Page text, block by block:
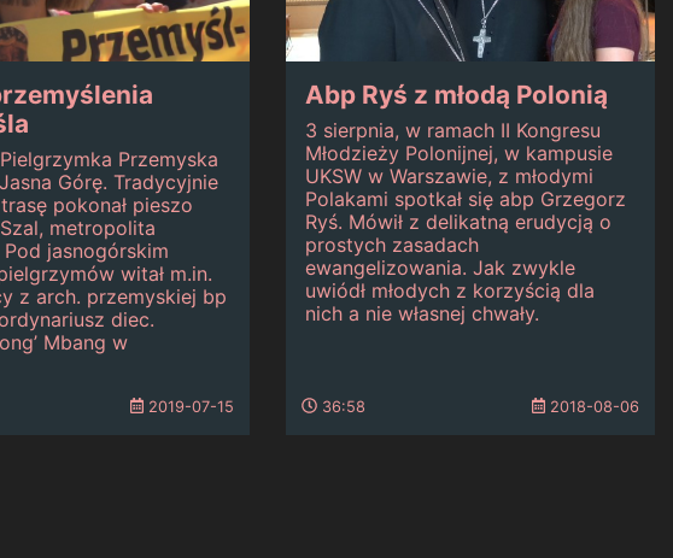
Przemyska
Górę. Tradycyjnie
pokonał pieszo
metropolita
jasnogórskim
witał m.in.
z arch. przemyskiej bp
diec.
Mbang w
2019-07-15
Abp Ryś z młodą Polonią
3 sierpnia, w ramach II Kongresu
Młodzieży Polonijnej, w kampusie
UKSW w Warszawie, z młodymi
Polakami spotkał się abp Grzegorz
Ryś. Mówił z delikatną erudycją o
prostych zasadach
ewangelizowania. Jak zwykle
uwiódł młodych z korzyścią dla
nich a nie własnej chwały.
36:58 2018-08-06